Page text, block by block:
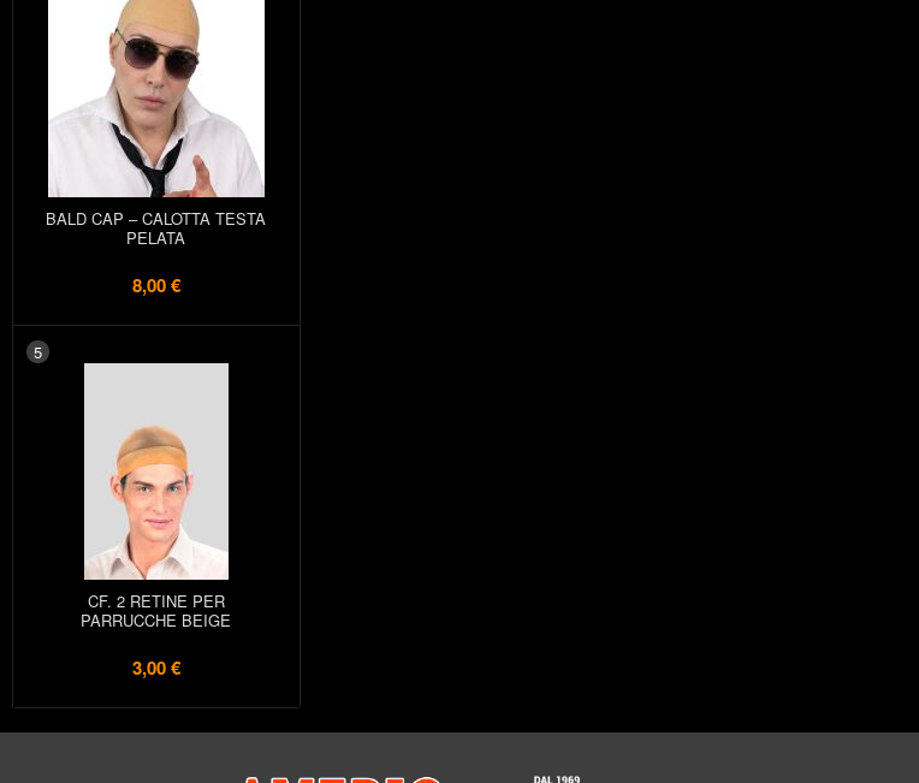
BALD CAP – CALOTTA TESTA
PELATA
8,00 €
5
CF. 2 RETINE PER
PARRUCCHE BEIGE
3,00 €